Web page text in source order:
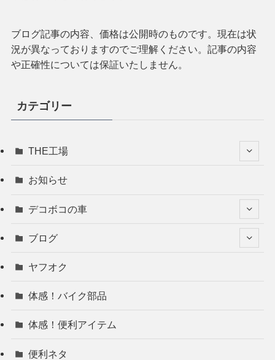
ブログ記事の内容、価格は公開時のものです。現在は状
況が異なっておりますのでご理解ください。記事の内容
や正確性については保証いたしません。
カテゴリー
THE工場
お知らせ
デコボコの車
ブログ
ヤフオク
体感！バイク部品
体感！便利アイテム
便利ネタ